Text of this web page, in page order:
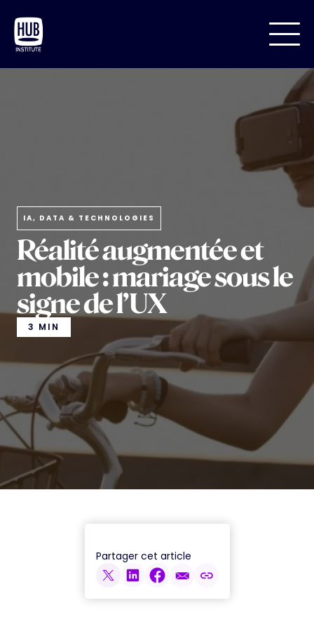
IA, DATA & TECHNOLOGIES
Réalité augmentée et
mobile : mariage sous le
signe de l’UX
3 MIN
Partager cet article